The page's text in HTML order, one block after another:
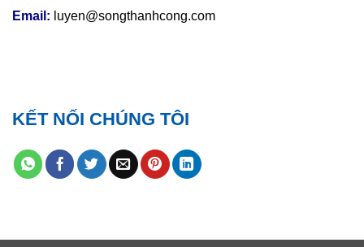
Email: luyen@songthanhcong.com
KẾT NỐI CHÚNG TÔI